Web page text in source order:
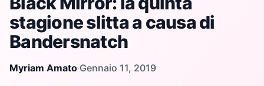
stagione slitta a causa di
Bandersnatch
Myriam Amato·Gennaio 11, 2019